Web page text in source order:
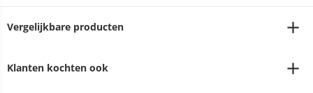
Vergelijkbare producten
Klanten kochten ook